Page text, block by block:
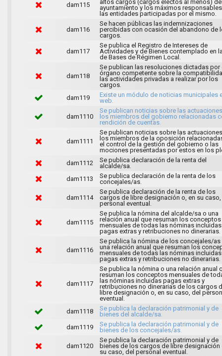
dam115
altos cargos (cargos electos al menos)
ayuntamiento y los máximos
las entidades participadas por el mismo.
dam116
Se hacen públicas las indemnizaciones
percibidas con ocasión del abandono de
cargos.
dam117
Se publica el Registro de Intereses de
Actividades y de Bienes contemplado en
de Bases de Régimen Local.
dam118
Se publican las resoluciones dictadas por
órgano competente sobre la
las actividades privadas a realizar por los
cargos.
dam119
Existe un módulo de noticias municipales
web.
dam1110
Se publican noticias sobre las
los miembros del gobierno relacionadas
rendición de cuentas.
dam1111
Se publican noticias sobre las
los miembros de la oposición
el control de la gestión del gobierno o las
mociones presentadas por estos en los
dam1112
Se publica declaración de la renta del
alcalde/sa.
dam1113
Se publica declaración de la renta de los
concejales/as.
dam1114
Se publica declaración de la renta de los
cargos de libre designación o, en su
personal eventual.
dam1115
Se publica la nómina del alcalde/sa o una
relación anual que resuman los conceptos
mensuales de todas las nóminas incluidas
pagas extras y retribuciones no dinerarias.
dam1116
Se publica la nómina de los concejales/as
una relación anual que resuman los
mensuales de todas las nóminas incluidas
pagas extras y retribuciones no dinerarias.
dam1117
Se publica la nómina o una relación anual
resuman los conceptos mensuales de
las nóminas incluidas pagas extras y
retribuciones no dinerarias de los cargos
libre designación o, en su caso, del
eventual.
dam1118
Se publica la declaración patrimonial y de
bienes del alcalde/sa.
dam1119
Se publica la declaración patrimonial y de
bienes de los concejales/as.
dam1120
Se publica la declaración patrimonial y de
bienes de los cargos de libre designación
su caso, del personal eventual.